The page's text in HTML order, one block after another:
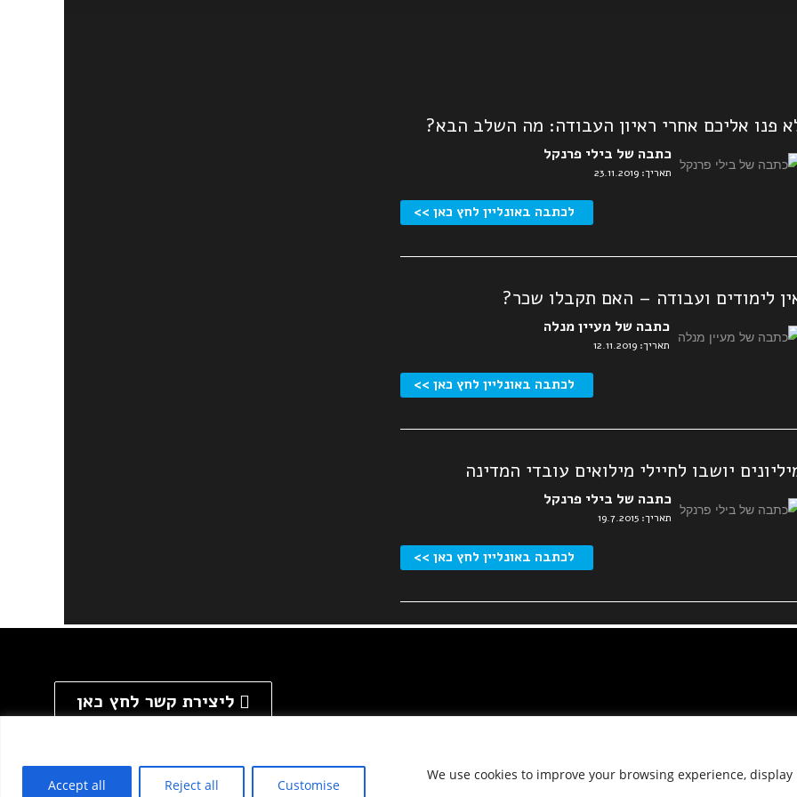
We use cookies to improve your browsing experience,
Customise
Reject all
Accept all
פנו אליכם אחרי ראיון העבודה: מה השלב הבא?
כתבה של בילי פרנקל
תאריך: 23.11.2019
לכתבה באונליין לחץ כאן >>
לימודים ועבודה – האם תקבלו שכר?
כתבה של מעיין מנלה
תאריך: 12.11.2019
לכתבה באונליין לחץ כאן >>
יושבו לחיילי מילואים עובדי המדינה
כתבה של בילי פרנקל
תאריך: 19.7.2015
לכתבה באונליין לחץ כאן >>
ליצירת קשר לחץ כאן